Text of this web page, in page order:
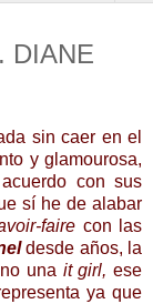
DIANE
sin caer en el
y glamourosa,
con sus
sí he de alabar
faire con las
desde años, la
una it girl,ese
ya que